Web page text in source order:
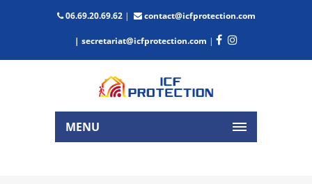
06.69.20.69.62| contact@icfprotection.com
| secretariat@icfprotection.com |
MENU